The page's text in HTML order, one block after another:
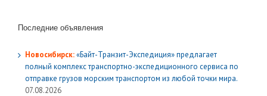
Последние объявления
Новосибирск:«Байт-Транзит-Экспедиция» предлагает
полный комплекс транспортно-экспедиционного сервиса по
отправке грузов морским транспортом из любой точки мира.
07.08.2026